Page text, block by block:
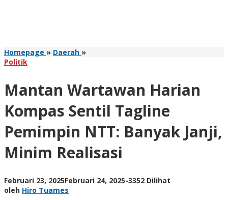
Homepage » Daerah »Mantan
Sentil
Pemimpin
NTT:
Banyak
Janji,
Minim
Realisasi
Politik
Mantan Wartawan Harian
Kompas Sentil Tagline
Pemimpin NTT: Banyak Janji,
Minim Realisasi
Februari 23, 2025Februari 24, 2025oleh
-3352 Dilihat
oleh Hiro Tuames